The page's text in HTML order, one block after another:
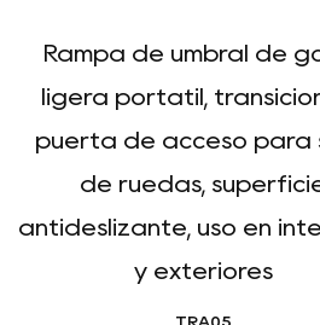
Rampa de umbral de
ligera portátil,
puerta de acceso para
de ruedas,
antideslizante, uso en
y exteriores
TRA05